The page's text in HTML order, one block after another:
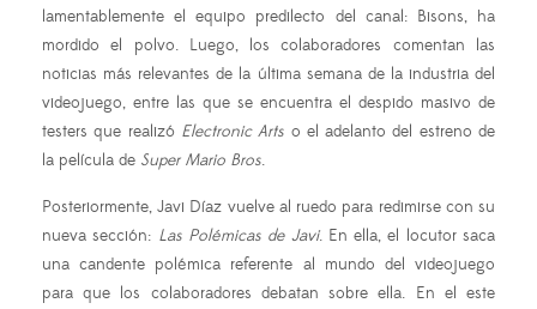
lamentablemente el equipo predilecto del canal: Bisons, ha
mordido el polvo. Luego, los colaboradores comentan las
noticias más relevantes de la última semana de la industria del
videojuego, entre las que se encuentra el despido masivo de
testers que realizó Electronic Arts o el adelanto del estreno de
la película de Super Mario Bros.
Posteriormente, Javi Díaz vuelve al ruedo para redimirse con su
nueva sección: Las Polémicas de Javi. En ella, el locutor saca
una candente polémica referente al mundo del videojuego
para que los colaboradores debatan sobre ella. En el este